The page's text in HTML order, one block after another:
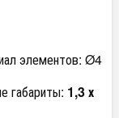
элементов: Ø4
габариты: 1,3 х